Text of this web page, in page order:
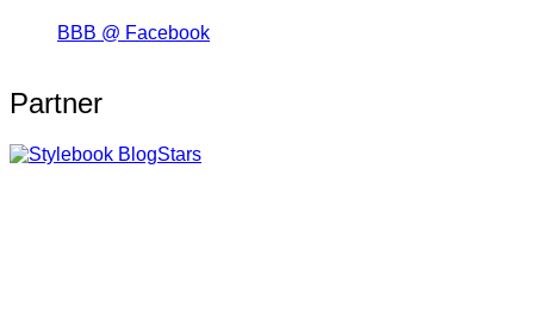
BBB @ Facebook
Partner